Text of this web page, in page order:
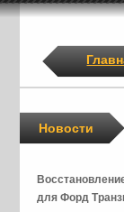
Новости
для Форд